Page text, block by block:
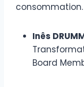
consommation.
Inês
Board